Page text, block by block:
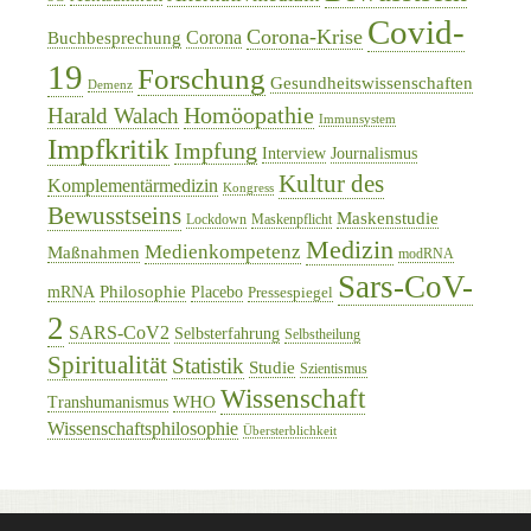
Buchbesprechung Corona Corona-Krise Covid-
19 Demenz Forschung Gesundheitswissenschaften
Harald Walach Homöopathie Immunsystem
Impfkritik Impfung Interview Journalismus
Komplementärmedizin Kongress Kultur des
Bewusstseins Lockdown Maskenpflicht Maskenstudie
Maßnahmen Medienkompetenz Medizin modRNA
mRNA Philosophie Placebo Pressespiegel Sars-CoV-
2 SARS-CoV2 Selbsterfahrung Selbstheilung
Spiritualität Statistik Studie Szientismus
Transhumanismus WHO Wissenschaft
Wissenschaftsphilosophie Übersterblichkeit